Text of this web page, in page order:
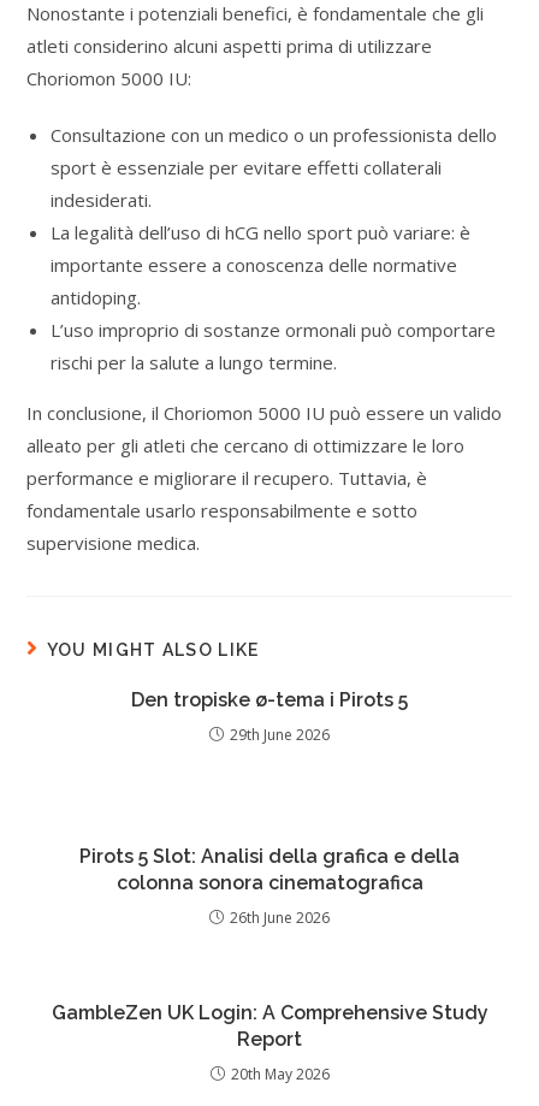
Nonostante i potenziali benefici, è fondamentale che gli
atleti considerino alcuni aspetti prima di utilizzare
Choriomon 5000 IU:
Consultazione con un medico o un professionista dello
sport è essenziale per evitare effetti collaterali
indesiderati.
La legalità dell’uso di hCG nello sport può variare: è
importante essere a conoscenza delle normative
antidoping.
L’uso improprio di sostanze ormonali può comportare
rischi per la salute a lungo termine.
In conclusione, il Choriomon 5000 IU può essere un valido
alleato per gli atleti che cercano di ottimizzare le loro
performance e migliorare il recupero. Tuttavia, è
fondamentale usarlo responsabilmente e sotto
supervisione medica.
YOU MIGHT ALSO LIKE
Den tropiske ø-tema i Pirots 5
29th June 2026
Pirots 5 Slot: Analisi della grafica e della
colonna sonora cinematografica
26th June 2026
GambleZen UK Login: A Comprehensive Study
Report
20th May 2026